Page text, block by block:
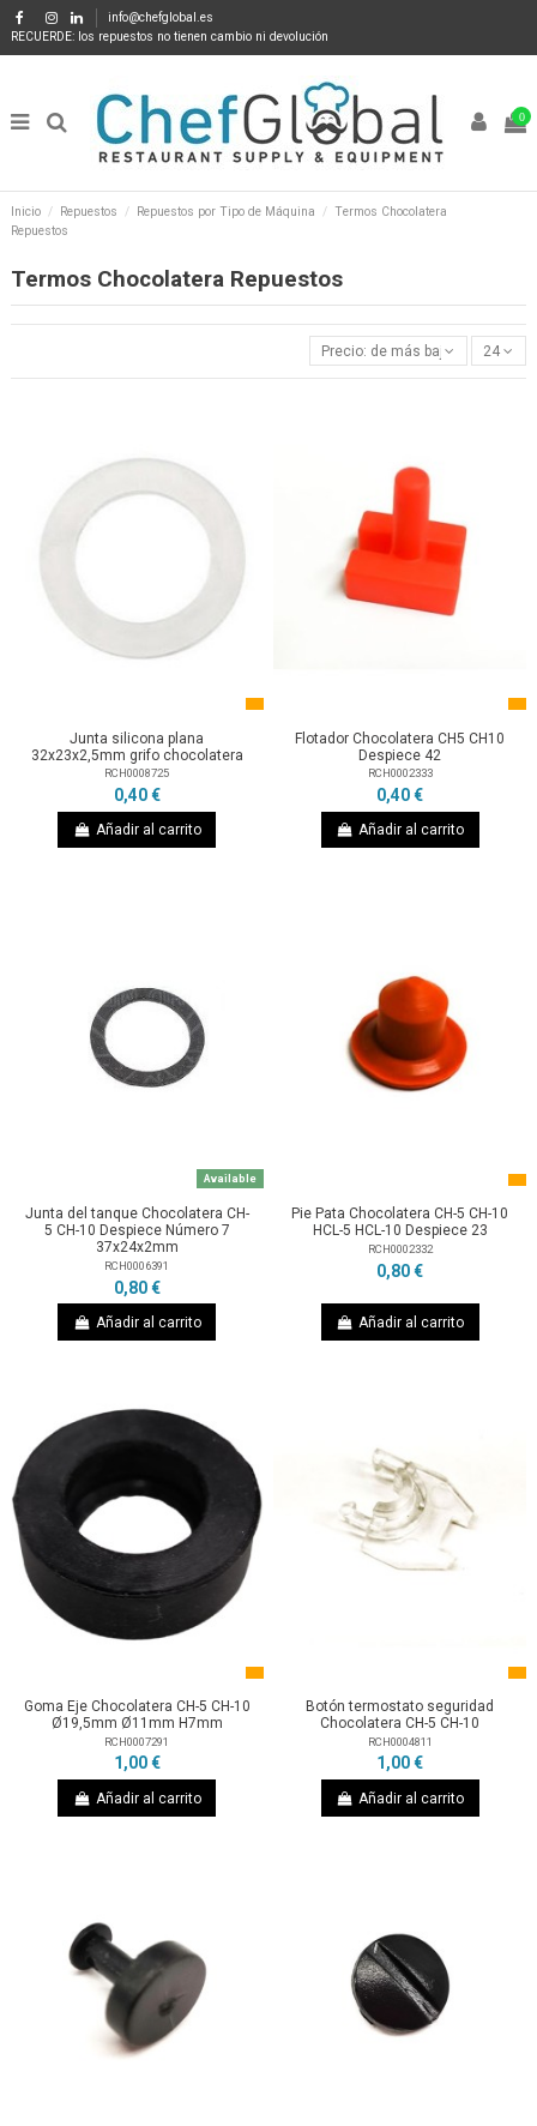
info@chefglobal.es
RECUERDE: los repuestos no tienen cambio ni devolución
0
Inicio Repuestos Repuestos por Tipo de Máquina
Termos Chocolatera
Repuestos
Termos Chocolatera Repuestos
Precio: de más bajo a más alto
24
Junta silicona plana
32x23x2,5mm grifo chocolatera
RCH0008725
0,40 €
Añadir al carrito
Flotador Chocolatera CH5 CH10
Despiece 42
RCH0002333
0,40 €
Añadir al carrito
Available
Junta del tanque Chocolatera CH-
5 CH-10 Despiece Número 7
37x24x2mm
RCH0006391
0,80 €
Añadir al carrito
Pie Pata Chocolatera CH-5 CH-10
HCL-5 HCL-10 Despiece 23
RCH0002332
0,80 €
Añadir al carrito
Goma Eje Chocolatera CH-5 CH-10
Ø19,5mm Ø11mm H7mm
RCH0007291
1,00 €
Añadir al carrito
Botón termostato seguridad
Chocolatera CH-5 CH-10
RCH0004811
1,00 €
Añadir al carrito